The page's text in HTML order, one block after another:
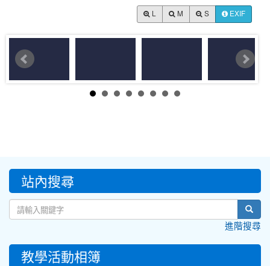
M S EXIF
::: 站內搜尋
進階搜尋
教學活動相簿